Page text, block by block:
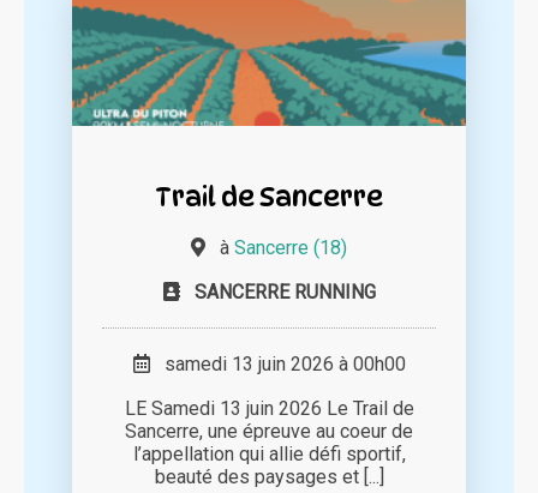
Trail de Sancerre
à Sancerre (18)
SANCERRE RUNNING
samedi 13 juin 2026 à 00h00
LE Samedi 13 juin 2026 Le Trail de
Sancerre, une épreuve au coeur de
l’appellation qui allie défi sportif,
beauté des paysages et [...]